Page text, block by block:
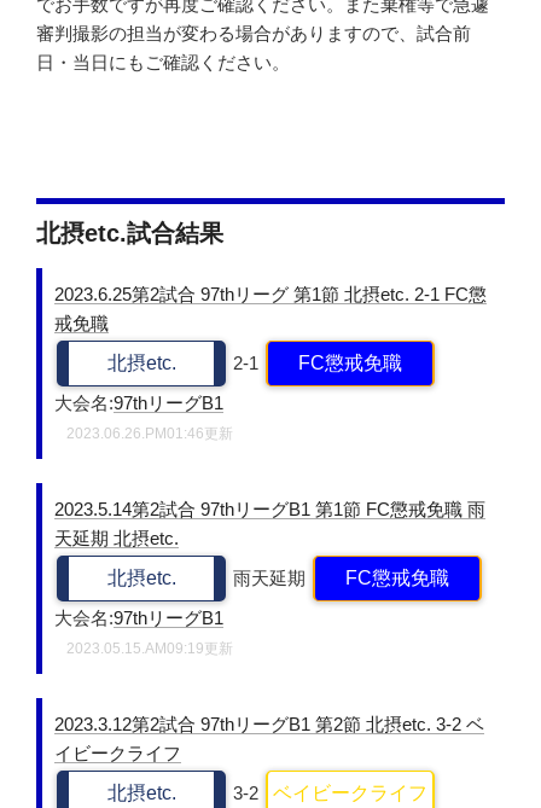
でお手数ですが再度ご確認ください。また棄権等で急遽
審判撮影の担当が変わる場合がありますので、試合前
日・当日にもご確認ください。
北摂etc.試合結果
2023.6.25第2試合 97thリーグ 第1節 北摂etc. 2-1 FC懲
戒免職
北摂etc.
2-1
FC懲戒免職
大会名:97thリーグB1
2023.06.26.PM01:46更新
2023.5.14第2試合 97thリーグB1 第1節 FC懲戒免職 雨
天延期 北摂etc.
北摂etc.
雨天延期
FC懲戒免職
大会名:97thリーグB1
2023.05.15.AM09:19更新
2023.3.12第2試合 97thリーグB1 第2節 北摂etc. 3-2 ベ
イビークライフ
北摂etc.
3-2
ベイビークライフ